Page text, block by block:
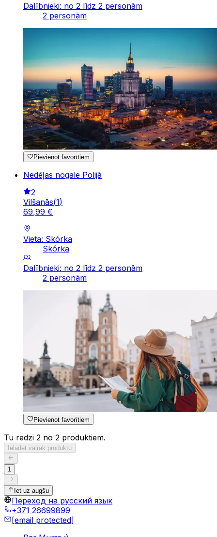
Dalībnieki: no 2 līdz 2 personām
2 personām
Pievienot favorītiem
Nedēļas nogale Polijā
2
Vilšanās(1)
69,99 €
Vieta: Skórka
Skórka
Dalībnieki: no 2 līdz 2 personām
2 personām
Pievienot favorītiem
Tu redzi 2 no 2 produktiem.
Ielādēt vairāk produktu
1
Iet uz augšu
Переход на русский язык
+371 26699899
[email protected]